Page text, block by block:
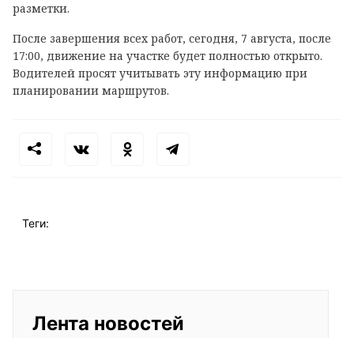
разметки.
После завершения всех работ, сегодня, 7 августа, после
17:00, движение на участке будет полностью открыто.
Водителей просят учитывать эту информацию при
планировании маршрутов.
Теги:
Лента новостей